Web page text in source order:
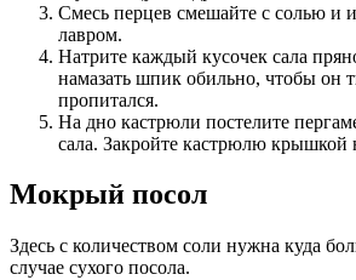
Смесь перцев смешайте с солью и
лавром.
Натрите каждый кусочек сала
намазать шпик обильно, чтобы он
пропитался.
На дно кастрюли постелите
сала. Закройте кастрюлю крышкой
Мокрый посол
Здесь с количеством соли нужна куда
случае сухого посола.